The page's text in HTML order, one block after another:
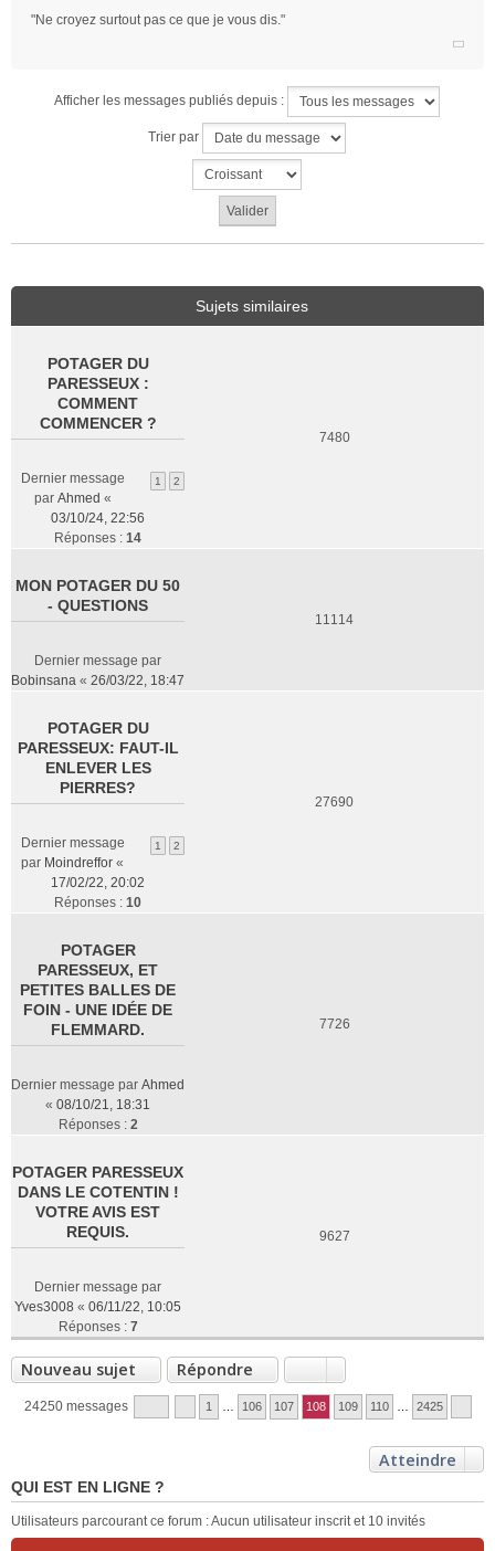
"Ne croyez surtout pas ce que je vous dis."
Afficher les messages publiés depuis :
Trier par
Sujets similaires
POTAGER DU
PARESSEUX :
COMMENT
COMMENCER ?
1 2
Dernier message
par Ahmed «
03/10/24, 22:56
Réponses : 14
7480
MON POTAGER DU 50
- QUESTIONS
Dernier message par
Bobinsana « 26/03/22, 18:47
11114
POTAGER DU
PARESSEUX: FAUT-IL
ENLEVER LES
PIERRES?
1 2
Dernier message
par Moindreffor «
17/02/22, 20:02
Réponses : 10
27690
POTAGER
PARESSEUX, ET
PETITES BALLES DE
FOIN - UNE IDÉE DE
FLEMMARD.
Dernier message par Ahmed
« 08/10/21, 18:31
Réponses : 2
7726
POTAGER PARESSEUX
DANS LE COTENTIN !
VOTRE AVIS EST
REQUIS.
Dernier message par
Yves3008 « 06/11/22, 10:05
Réponses : 7
9627
Nouveau sujet Répondre
24250 messages 1 106 107 108 109 110 2425
Atteindre
QUI EST EN LIGNE ?
Utilisateurs parcourant ce forum : Aucun utilisateur inscrit et 10 invités